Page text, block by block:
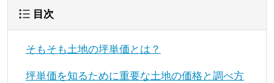
目次
そもそも土地の坪単価とは？
坪単価を知るために重要な土地の価格と調べ方